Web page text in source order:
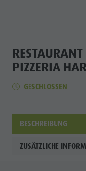
Museen
Sehenswürdigkeiten
Tradition & Handwerk
Highlight Events
Wochenprogramm
Wandern
Biken
Golf
Urlaub buchen
Angebote
Kronplatz Guest Pass
Anreise
Bruneck Stadt
Shopping
Gastronomie
Highlight Events
PIZZERIA
GESCHLOSSEN
BESCHREIBUNG
ZUSÄTZLICHE